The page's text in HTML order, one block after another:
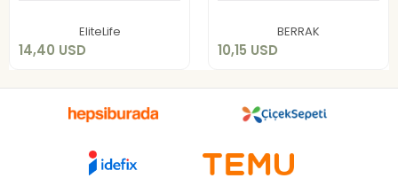
EliteLife
14,40 USD
BERRAK
10,15 USD